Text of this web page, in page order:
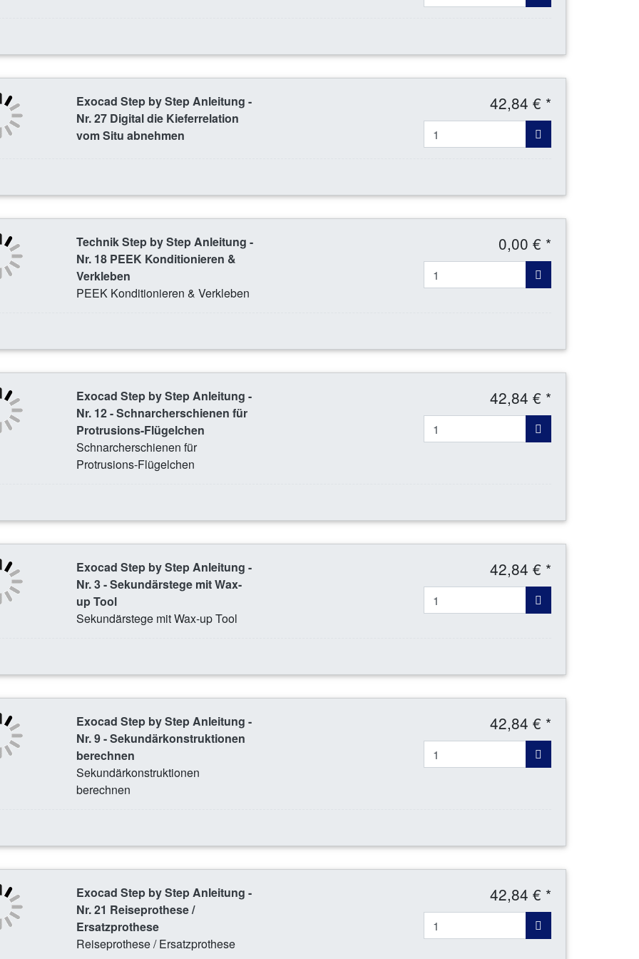
Exocad Step by Step Anleitung -
Nr. 27 Digital die Kieferrelation
vom Situ abnehmen
42,84 € *
Technik Step by Step Anleitung -
Nr. 18 PEEK Konditionieren &
Verkleben
PEEK Konditionieren & Verkleben
0,00 € *
Exocad Step by Step Anleitung -
Nr. 12 - Schnarcherschienen für
Protrusions-Flügelchen
Schnarcherschienen für
Protrusions-Flügelchen
42,84 € *
Exocad Step by Step Anleitung -
Nr. 3 - Sekundärstege mit Wax-
up Tool
Sekundärstege mit Wax-up Tool
42,84 € *
Exocad Step by Step Anleitung -
Nr. 9 - Sekundärkonstruktionen
berechnen
Sekundärkonstruktionen
berechnen
42,84 € *
Exocad Step by Step Anleitung -
Nr. 21 Reiseprothese /
Ersatzprothese
Reiseprothese / Ersatzprothese
42,84 € *